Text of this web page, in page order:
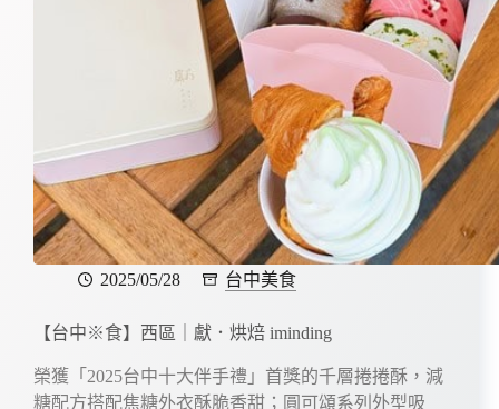
2025/05/28 台中美食
【台中※食】西區｜獻．烘焙 iminding
榮獲「2025台中十大伴手禮」首獎的千層捲捲酥，減
糖配方搭配焦糖外衣酥脆香甜；圓可頌系列外型吸